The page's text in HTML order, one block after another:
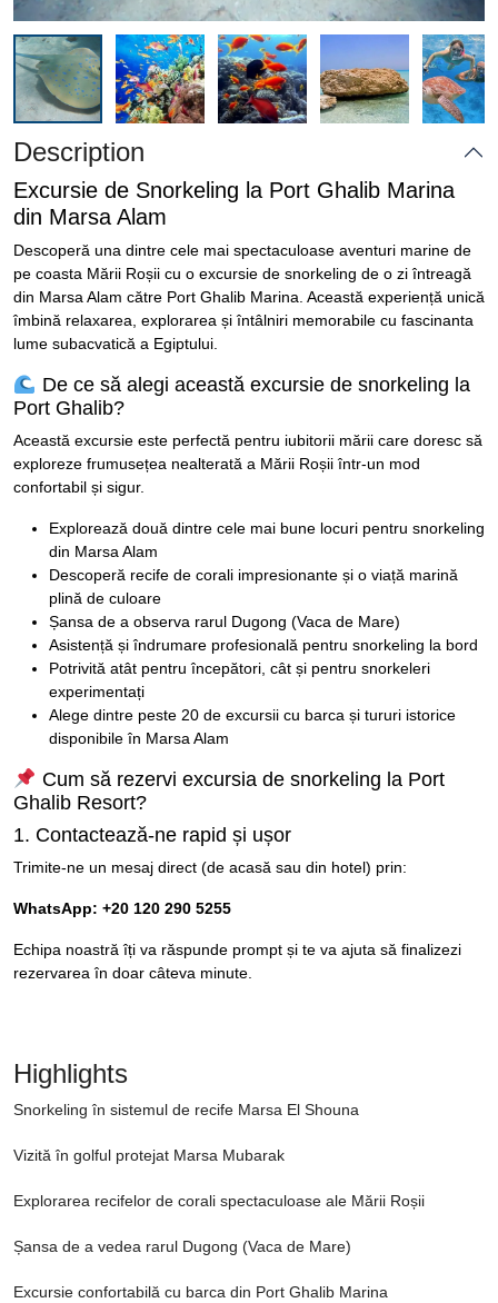
Description
Excursie de Snorkeling la Port Ghalib Marina
din Marsa Alam
Descoperă una dintre cele mai spectaculoase aventuri marine de
pe coasta Mării Roșii cu o excursie de snorkeling de o zi întreagă
din Marsa Alam către Port Ghalib Marina. Această experiență unică
îmbină relaxarea, explorarea și întâlniri memorabile cu fascinanta
lume subacvatică a Egiptului.
De ce să alegi această excursie de snorkeling la
Port Ghalib?
Această excursie este perfectă pentru iubitorii mării care doresc să
exploreze frumusețea nealterată a Mării Roșii într-un mod
confortabil și sigur.
Explorează două dintre cele mai bune locuri pentru snorkeling
din Marsa Alam
Descoperă recife de corali impresionante și o viață marină
plină de culoare
Șansa de a observa rarul Dugong (Vaca de Mare)
Asistență și îndrumare profesională pentru snorkeling la bord
Potrivită atât pentru începători, cât și pentru snorkeleri
experimentați
Alege dintre peste 20 de excursii cu barca și tururi istorice
disponibile în Marsa Alam
Cum să rezervi excursia de snorkeling la Port
Ghalib Resort?
1. Contactează-ne rapid și ușor
Trimite-ne un mesaj direct (de acasă sau din hotel) prin:
WhatsApp: +20 120 290 5255
Echipa noastră îți va răspunde prompt și te va ajuta să finalizezi
rezervarea în doar câteva minute.
Highlights
Snorkeling în sistemul de recife Marsa El Shouna
Vizită în golful protejat Marsa Mubarak
Explorarea recifelor de corali spectaculoase ale Mării Roșii
Șansa de a vedea rarul Dugong (Vaca de Mare)
Excursie confortabilă cu barca din Port Ghalib Marina